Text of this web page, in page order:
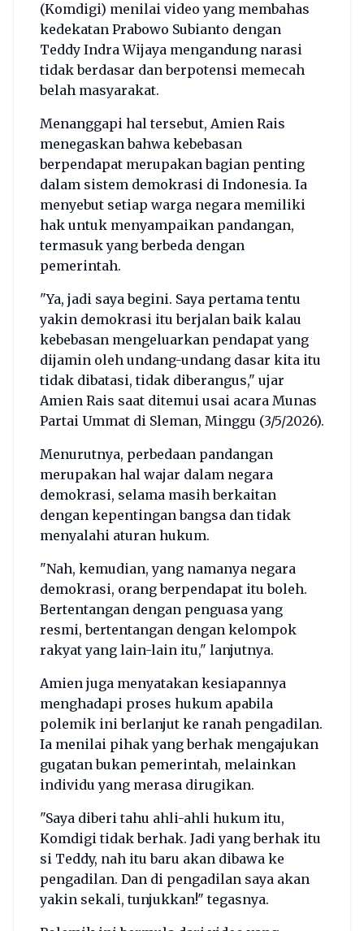
(Komdigi) menilai video yang membahas
kedekatan Prabowo Subianto dengan
Teddy Indra Wijaya mengandung narasi
tidak berdasar dan berpotensi memecah
belah masyarakat.
Menanggapi hal tersebut, Amien Rais
menegaskan bahwa kebebasan
berpendapat merupakan bagian penting
dalam sistem demokrasi di Indonesia. Ia
menyebut setiap warga negara memiliki
hak untuk menyampaikan pandangan,
termasuk yang berbeda dengan
pemerintah.
"Ya, jadi saya begini. Saya pertama tentu
yakin demokrasi itu berjalan baik kalau
kebebasan mengeluarkan pendapat yang
dijamin oleh undang-undang dasar kita itu
tidak dibatasi, tidak diberangus," ujar
Amien Rais saat ditemui usai acara Munas
Partai Ummat di Sleman, Minggu (3/5/2026).
Menurutnya, perbedaan pandangan
merupakan hal wajar dalam negara
demokrasi, selama masih berkaitan
dengan kepentingan bangsa dan tidak
menyalahi aturan hukum.
"Nah, kemudian, yang namanya negara
demokrasi, orang berpendapat itu boleh.
Bertentangan dengan penguasa yang
resmi, bertentangan dengan kelompok
rakyat yang lain-lain itu," lanjutnya.
Amien juga menyatakan kesiapannya
menghadapi proses hukum apabila
polemik ini berlanjut ke ranah pengadilan.
Ia menilai pihak yang berhak mengajukan
gugatan bukan pemerintah, melainkan
individu yang merasa dirugikan.
"Saya diberi tahu ahli-ahli hukum itu,
Komdigi tidak berhak. Jadi yang berhak itu
si Teddy, nah itu baru akan dibawa ke
pengadilan. Dan di pengadilan saya akan
yakin sekali, tunjukkan!" tegasnya.